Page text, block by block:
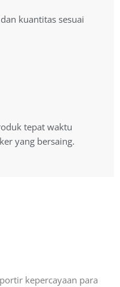
kuantitas sesuai
kuantitas sesuai
tepat waktu
yang bersaing.
tepat waktu
bersaing.
kepercayaan para